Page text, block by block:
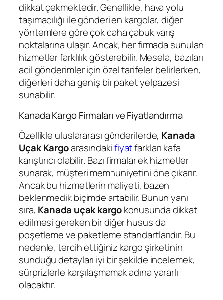
dikkat çekmektedir. Genellikle, hava yolu
taşımacılığı ile gönderilen kargolar, diğer
yöntemlere göre çok daha çabuk varış
noktalarına ulaşır. Ancak, her firmada sunulan
hizmetler farklılık gösterebilir. Mesela, bazıları
acil gönderimler için özel tarifeler belirlerken,
diğerleri daha geniş bir paket yelpazesi
sunabilir.
Kanada Kargo Firmaları ve Fiyatlandırma
Özellikle uluslararası gönderilerde, Kanada
Uçak Kargoarasındakifiyatfarkları kafa
karıştırıcı olabilir. Bazı firmalar ek hizmetler
sunarak, müşteri memnuniyetini öne çıkarır.
Ancak bu hizmetlerin maliyeti, bazen
beklenmedik biçimde artabilir. Bunun yanı
sıra, Kanada uçak kargokonusunda dikkat
edilmesi gereken bir diğer husus da
poşetleme ve paketleme standartlarıdır. Bu
nedenle, tercih ettiğiniz kargo şirketinin
sunduğu detayları iyi bir şekilde incelemek,
sürprizlerle karşılaşmamak adına yararlı
olacaktır.